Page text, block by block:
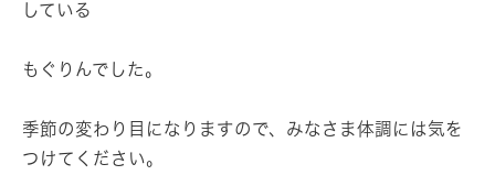
している
もぐりんでした。
季節の変わり目になりますので、みなさま体調には気を
つけてください。